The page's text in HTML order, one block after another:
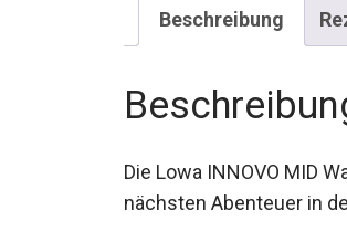
Beschreibung
Die Lowa INNOVO MID
nächsten Abenteuer in